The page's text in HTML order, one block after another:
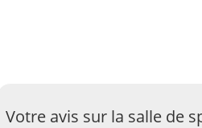
Votre avis sur la salle de